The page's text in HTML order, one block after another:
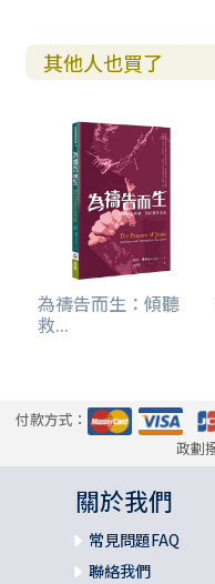
其他人也買了
為禱告而生：傾聽
救...
付款方式：
政劃
關於我們
常見問題FAQ
聯絡我們